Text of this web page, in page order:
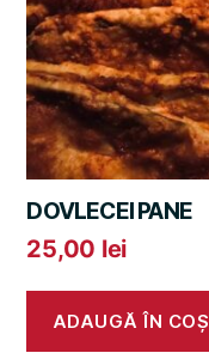
DOVLECEI PANE
25,00 lei
ADAUGĂ ÎN COȘ